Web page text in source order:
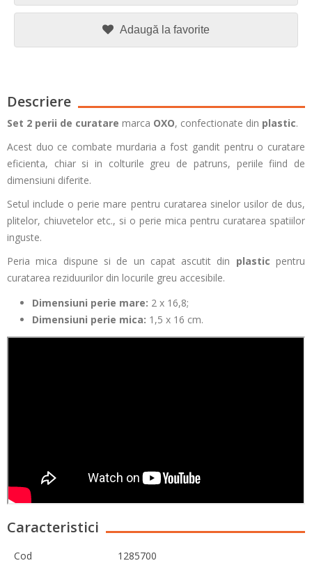
Adaugă la favorite
Descriere
Set 2 perii de curatare marca OXO, confectionate din plastic.
Acest duo ce combate murdaria a fost gandit pentru o curatare
eficienta, chiar si in colturile greu de patruns, periile fiind de
dimensiuni diferite.
Setul include o perie mare pentru curatarea sinelor usilor de dus,
plitelor, chiuvetelor etc., si o perie mica pentru curatarea spatiilor
inguste.
Peria mica dispune si de un capat ascutit din plastic pentru
curatarea reziduurilor din locurile greu accesibile.
Dimensiuni perie mare: 2 x 16,8;
Dimensiuni perie mica: 1,5 x 16 cm.
Caracteristici
Cod
1285700